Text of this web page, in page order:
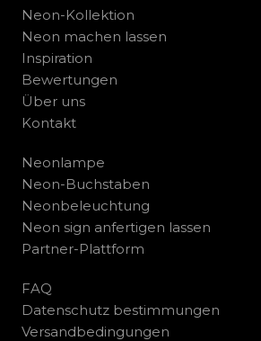
Neon-Kollektion
Neon machen lassen
Inspiration
Bewertungen
Über uns
Kontakt
Neonlampe
Neon-Buchstaben
Neonbeleuchtung
Neon sign anfertigen lassen
Partner-Plattform
FAQ
Datenschutz bestimmungen
Versandbedingungen